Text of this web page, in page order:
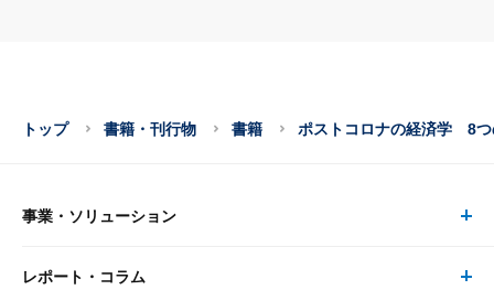
トップ 書籍・刊行物 書籍 ポストコロナの経済学 8つ
事業・ソリューション
事業・ソリューション トップ
レポート・コラム